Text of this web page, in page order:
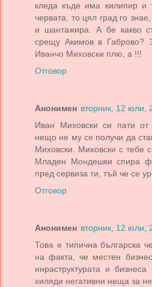
кледа къде има килипир
червата, то цял град го
и шантажира. А бе какво
срещу Акимов в Габрово?
Иванчо Миховски плю, а !!!
Отговор
Анонимен вторник, 12 юли,
Иван Миховски си пати
нещо не му се получи да
Миховски. Миховски с тебе
Младен Мондешки спира
пред сервиза ти, тъй че се
Отговор
Анонимен вторник, 12 юли,
Това е типична българска
на факта, че местен
инраструктурата и
хиляди негативни неща за